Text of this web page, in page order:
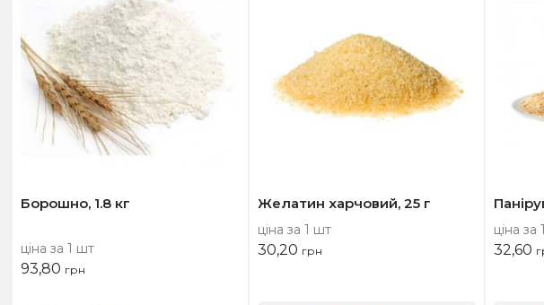
Борошно, 1.8 кг
ціна за 1 шт
93,80 грн
Желатин харчовий, 25 г
ціна за 1 шт
30,20 грн
ціна за
32,60